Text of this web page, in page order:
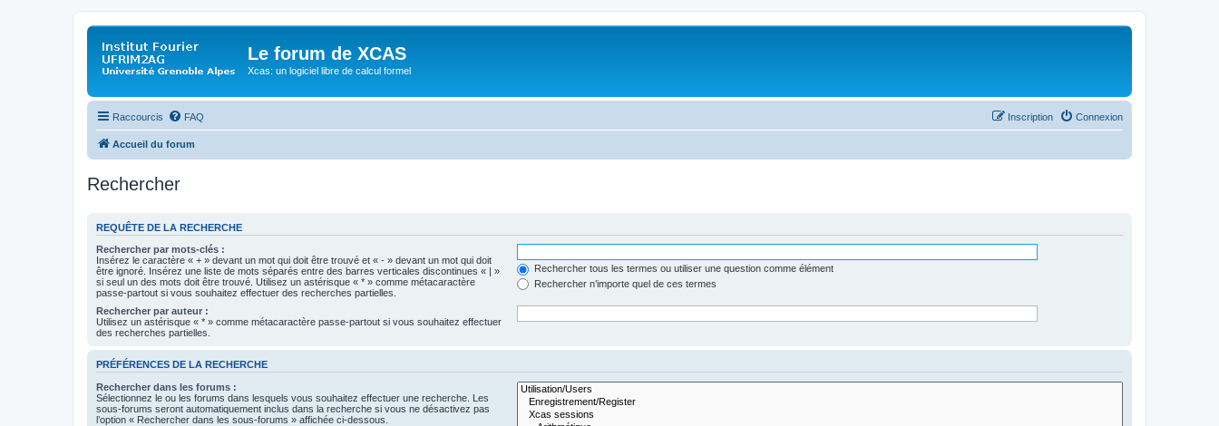
Le forum de XCAS
Xcas: un logiciel libre de calcul formel
Raccourcis FAQ Connexion
Inscription
Accueil du forum
Rechercher
REQUÊTE DE LA RECHERCHE
Rechercher par mots-clés :
Insérez le caractère « + » devant un mot qui doit être trouvé et « - » devant un mot qui doit
être ignoré. Insérez une liste de mots séparés entre des barres verticales discontinues « | »
si seul un des mots doit être trouvé. Utilisez un astérisque « * » comme métacaractère
passe-partout si vous souhaitez effectuer des recherches partielles.
Rechercher tous les termes ou utiliser une question comme élément
Rechercher n’importe quel de ces termes
Rechercher par auteur :
Utilisez un astérisque « * » comme métacaractère passe-partout si vous souhaitez effectuer
des recherches partielles.
PRÉFÉRENCES DE LA RECHERCHE
Rechercher dans les forums :
Sélectionnez le ou les forums dans lesquels vous souhaitez effectuer une recherche. Les
sous-forums seront automatiquement inclus dans la recherche si vous ne désactivez pas
l’option « Rechercher dans les sous-forums » affichée ci-dessous.